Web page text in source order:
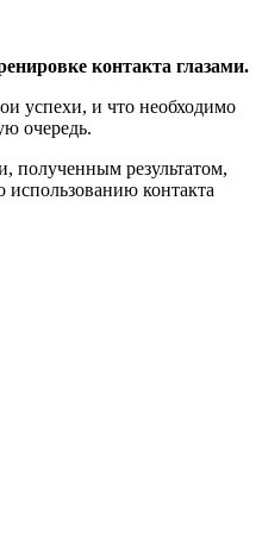
контакта глазами.
успехи, и что необходимо
очередь.
полученным результатом,
контакта